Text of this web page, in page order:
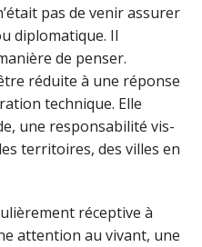
pas de venir assurer
diplomatique. Il
de penser.
réduite à une réponse
technique. Elle
une responsabilité vis-
territoires, des villes en
réceptive à
attention au vivant, une